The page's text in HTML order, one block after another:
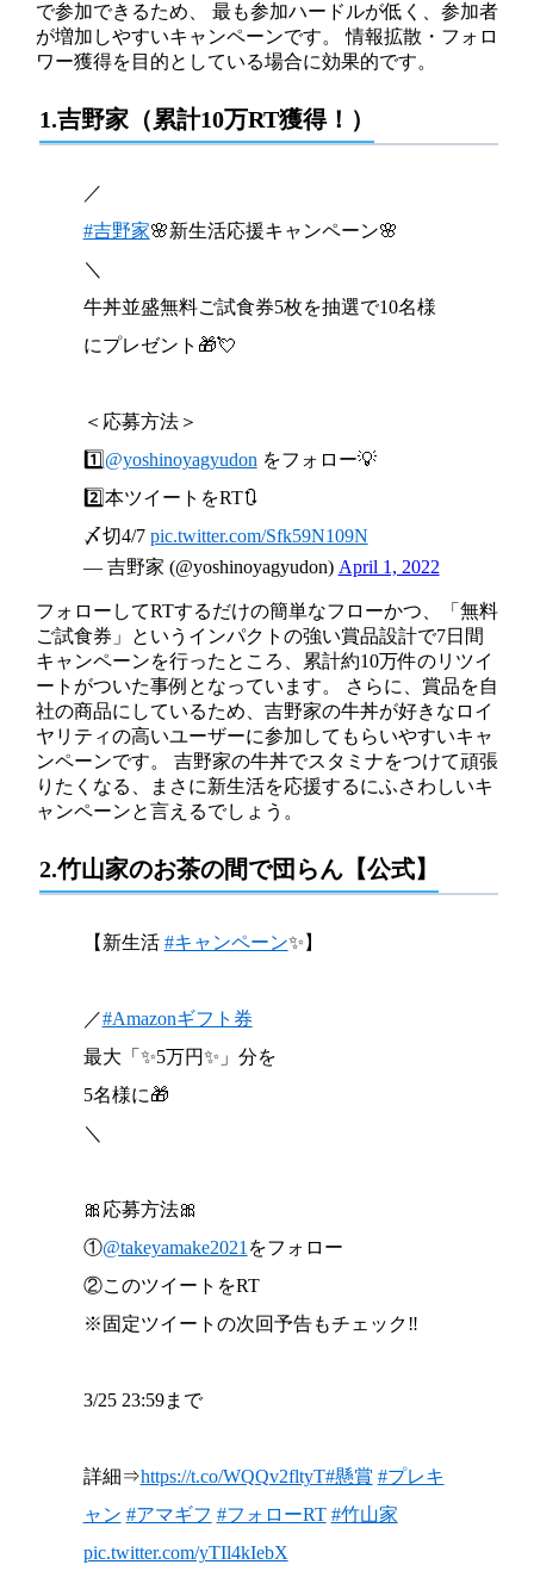
で参加できるため、 最も参加ハードルが低く、参加者
が増加しやすいキャンペーンです。 情報拡散・フォロ
ワー獲得を目的としている場合に効果的です。
1.吉野家（累計10万RT獲得！）
／
#吉野家🌸新生活応援キャンペーン🌸
＼
牛丼並盛無料ご試食券5枚を抽選で10名様
にプレゼント🎁💘
＜応募方法＞
1️⃣ @yoshinoyagyudon をフォロー💡
2️⃣本ツイートをRT🔃
〆切4/7 pic.twitter.com/Sfk59N109N
— 吉野家 (@yoshinoyagyudon) April 1, 2022
フォローしてRTするだけの簡単なフローかつ、「無料
ご試食券」というインパクトの強い賞品設計で7日間
キャンペーンを行ったところ、累計約10万件のリツイ
ートがついた事例となっています。 さらに、賞品を自
社の商品にしているため、吉野家の牛丼が好きなロイ
ヤリティの高いユーザーに参加してもらいやすいキャ
ンペーンです。 吉野家の牛丼でスタミナをつけて頑張
りたくなる、まさに新生活を応援するにふさわしいキ
ャンペーンと言えるでしょう。
2.竹山家のお茶の間で団らん【公式】
【新生活 #キャンペーン✨】
／#Amazonギフト券
最大「✨5万円✨」分を
5名様に🎁
＼
🎀応募方法🎀
①@takeyamake2021 をフォロー
②このツイートをRT
※固定ツイートの次回予告もチェック‼️
3/25 23:59まで
詳細⇒https://t.co/WQQv2fltyT#懸賞 #プレキ
ャン #アマギフ #フォローRT #竹山家
pic.twitter.com/yTIl4kIebX